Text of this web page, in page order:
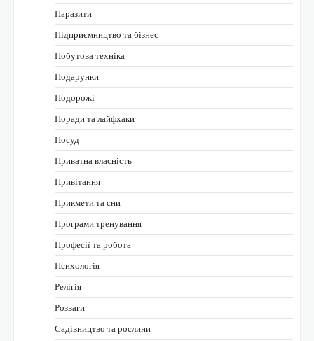
Паразити
Підприємництво та бізнес
Побутова техніка
Подарунки
Подорожі
Поради та лайфхаки
Посуд
Приватна власність
Привітання
Прикмети та сни
Програми тренування
Професії та робота
Психологія
Релігія
Розваги
Садівництво та рослини